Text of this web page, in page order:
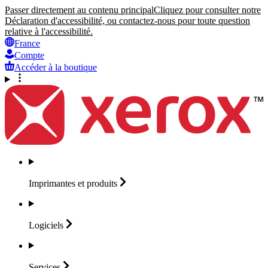
Passer directement au contenu principalCliquez pour consulter notre
Déclaration d'accessibilité, ou contactez-nous pour toute question
relative à l'accessibilité.
France
Compte
Accéder à la boutique
Imprimantes et produits
Logiciels